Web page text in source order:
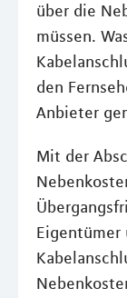
über die
müssen.
den
Anbieter
Mit der
Eigentümer